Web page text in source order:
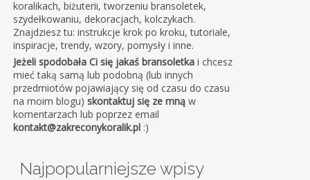
koralikach, biżuterii, tworzeniu bransoletek,
szydełkowaniu, dekoracjach, kolczykach.
Znajdziesz tu: instrukcje krok po kroku, tutoriale,
inspiracje, trendy, wzory, pomysły i inne.
Jeżeli spodobała Ci się jakaś bransoletka i chcesz
mieć taką samą lub podobną (lub innych
przedmiotów pojawiający się od czasu do czasu
na moim blogu)skontaktuj się ze mną w
komentarzach lub poprzez email
kontakt@zakreconykoralik.pl :)
Najpopularniejsze wpisy